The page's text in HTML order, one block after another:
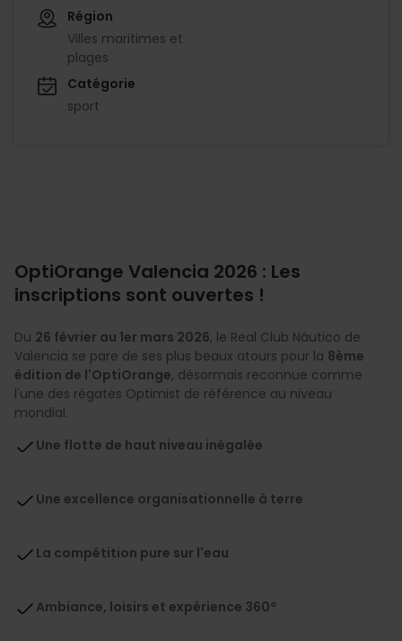
Région
Villes maritimes et
plages
Catégorie
sport
OptiOrange Valencia 2026 : Les
inscriptions sont ouvertes !
Du 26 février au 1er mars 2026, le Real Club Náutico de
Valencia se pare de ses plus beaux atours pour la 8ème
édition de l'OptiOrange, désormais reconnue comme
l'une des régates Optimist de référence au niveau
mondial.
Une flotte de haut niveau inégalée
Une excellence organisationnelle à terre
La compétition pure sur l'eau
Ambiance, loisirs et expérience 360º